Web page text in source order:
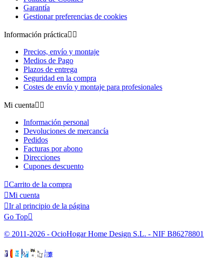
Garantía
Gestionar preferencias de cookies
Información práctica 
Precios, envío y montaje
Medios de Pago
Plazos de entrega
Seguridad en la compra
Costes de envío y montaje para profesionales
Mi cuenta 
Información personal
Devoluciones de mercancía
Pedidos
Facturas por abono
Direcciones
Cupones descuento
Carrito de la compra
Mi cuenta
Ir al principio de la página
Go Top
© 2011-2026 - OcioHogar Home Design S.L. - NIF B86278801